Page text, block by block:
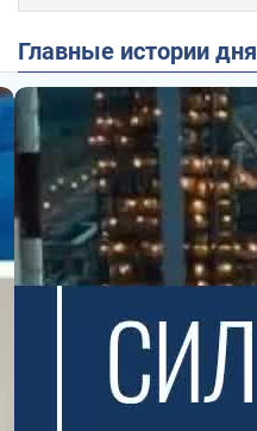
Главные истории дня